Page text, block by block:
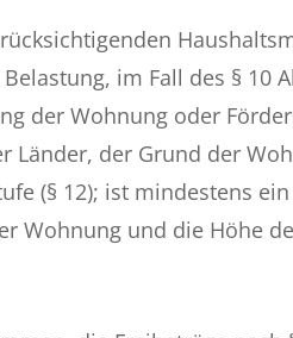
im Fall des § 10
der Wohnung oder
Länder, der Grund der
(§ 12); ist mindestens
Wohnung und die Höhe